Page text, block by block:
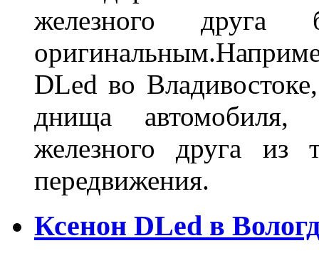
железного друга
DLed во
днища
железного друга из
передвижения.
Ксенон DLed в